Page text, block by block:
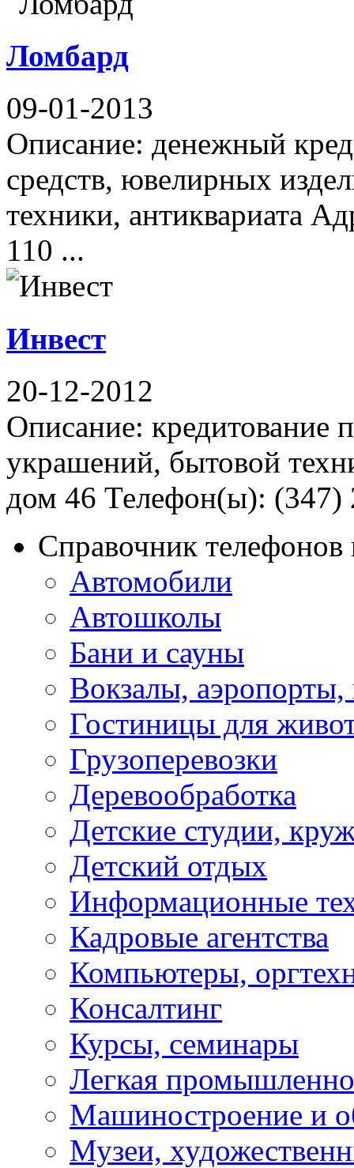
Ломбард
09-01-2013
Описание: денежный
средств, ювелирных
техники, антиквариата
110 ...
Инвест
20-12-2012
Описание: кредитование
украшений, бытовой
дом 46 Телефон(ы): (347)
Справочник
Автомобили
Автошколы
Бани и сауны
Вокзалы,
Гостиницы для
Грузоперевозки
Деревообработка
Детские студии,
Детский отдых
Информационные
Кадровые агентства
Компьютеры,
Консалтинг
Курсы, семинары
Легкая
Машиностроение и
Музеи,